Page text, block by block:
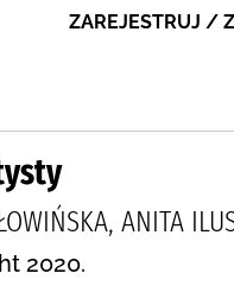
ZAREJESTRUJ /
ANITA
2020.